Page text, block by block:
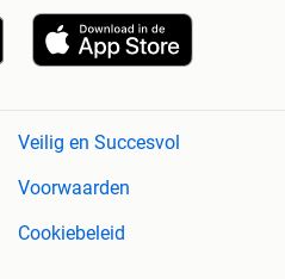
Veilig en Succesvol
Voorwaarden
Cookiebeleid